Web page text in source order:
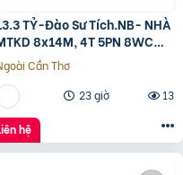
TỶ-Đào Sư Tích.NB- NHÀ
8x14M, 4T 5PN 8WC
NỘI THẤT GỖ ĐỎ
Cần Thơ
23 giờ
13
hệ